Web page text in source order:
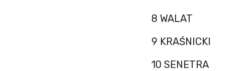
8 WALAT
9 KRAŚNICKI
10 SENETRA